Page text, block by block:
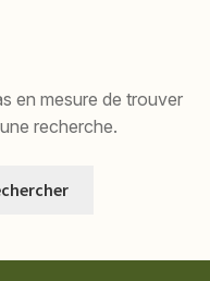
en mesure de trouver
recherche.